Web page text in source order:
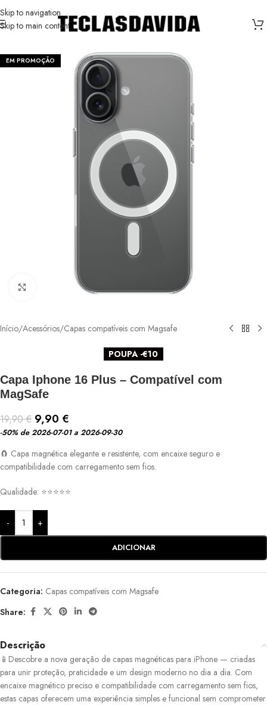
Skip to navigation
Skip to main content
EM PROMOÇÃO
Início/Acessórios/Capas compatíveis com Magsafe
POUPA -€10
Capa Iphone 16 Plus – Compatível com
MagSafe
19,90€ 9,90 €
-50%de 2026-07-01 a 2026-09-30
🧲 Capa magnética elegante e resistente, com encaixe seguro e
compatibilidade com carregamento sem fios.
Qualidade: ⭐⭐⭐⭐⭐
- +
ADICIONAR
Categoria: Capas compatíveis com Magsafe
Share:
Descrição
📱Descobre a nova geração de capas magnéticas para iPhone — criadas
para unir proteção, praticidade e um design moderno no dia a dia. Com
encaixe magnético preciso e compatibilidade com carregamento sem fios,
estas capas oferecem uma experiência simples e funcional sem comprometer